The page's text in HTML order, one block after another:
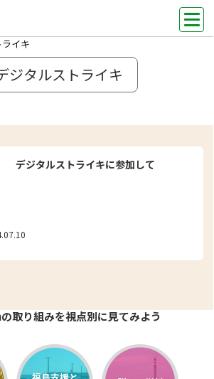
イキ
ジタルストライキ
デジタルストライキに参加して
取り組みを視点別に見てみよう